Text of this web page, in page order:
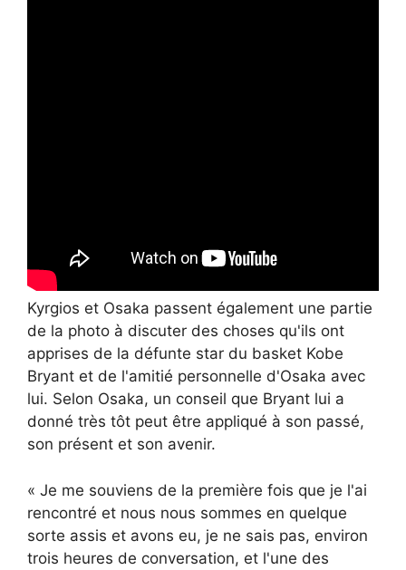
Kyrgios et Osaka passent également une partie
de la photo à discuter des choses qu'ils ont
apprises de la défunte star du basket Kobe
Bryant et de l'amitié personnelle d'Osaka avec
lui. Selon Osaka, un conseil que Bryant lui a
donné très tôt peut être appliqué à son passé,
son présent et son avenir.
« Je me souviens de la première fois que je l'ai
rencontré et nous nous sommes en quelque
sorte assis et avons eu, je ne sais pas, environ
trois heures de conversation, et l'une des